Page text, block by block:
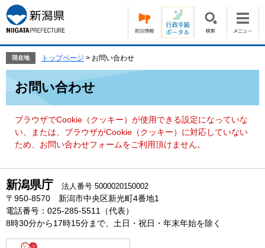
ー
ジ
の
頭
す。
ニ
ュ
ー
飛
て
現在地 トップページ > お問い合わせ
お問い合わせ
ブラウザでCookie（クッキー）が使用できる設定になっていな
い、または、ブラウザがCookie（クッキー）に対応していない
ため、お問い合わせフォームをご利用頂けません。
新潟県庁 法人番号 5000020150002
〒950-8570 新潟市中央区新光町4番地1
電話番号：025-285-5511（代表）
8時30分から17時15分まで、土日・祝日・年末年始を除く